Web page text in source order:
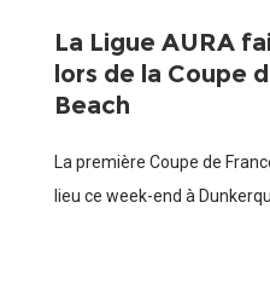
La Ligue AURA
lors de la Coupe
Beach
La première Coupe de
lieu ce week-end à